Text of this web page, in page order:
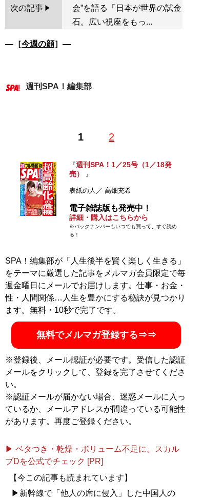
次の記事
会”を語る「日本が世界の試金
石。広い視座をもっ...
―［今週の顔］―
週刊SPA！編集部
1 2
『週刊SPA！1／25号（1／18発
売）
』
表紙の人／ 高畑充希
電子雑誌版も発売中！
詳細・購入はこちらから
※バックナンバーもいつでも買って、すぐ読め
る！
SPA！編集部が「人生後半を賢く楽しく生きる」
をテーマに厳選した記事をメルマガ会員限定で毎
週金曜日にメールでお届けします。仕事・お金・
性・人間関係…人生を豊かにする秘訣が見つかり
ます。無料・10秒で完了です。
無料でメルマガ登録する⇒⇒
※登録後、メール認証が必要です。受信した認証
メールをクリックして、登録を完了させてくださ
い。
※認証メールが届かない場合、迷惑メールに入っ
ているか、メールアドレスが間違っている可能性
があります。再度ご登録ください。
▶ ベタつき・乾燥・ボリューム不足に。スカル
プDを公式でチェック [PR]
【今この記事も読まれています】
▶新幹線で「他人の席に侵入」した中国人の